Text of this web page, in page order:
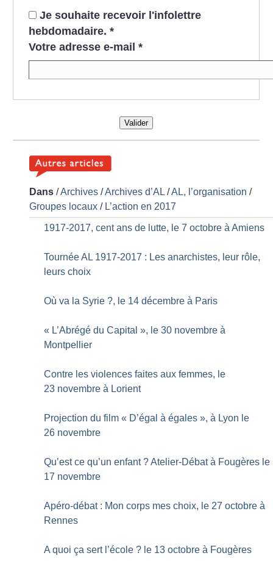
Je souhaite recevoir l'infolettre
hebdomadaire. *
Votre adresse e-mail *
Valider
Dans /Archives /Archives d’AL/AL, l’organisation /
Groupes locaux / L’action en 2017
1917-2017, cent ans de lutte, le 7 octobre à Amiens
Tournée AL 1917-2017 : Les anarchistes, leur rôle,
leurs choix
Où va la Syrie ?, le 14 décembre à Paris
« L’Abrégé du Capital », le 30 novembre à
Montpellier
Contre les violences faites aux femmes, le
23 novembre à Lorient
Projection du film « D’égal à égales », à Lyon le
26 novembre
Qu’est ce qu’un enfant ? Atelier-Débat à Fougères le
17 novembre
Apéro-débat : Mon corps mes choix, le 27 octobre à
Rennes
A quoi ça sert l’école ? le 13 octobre à Fougères